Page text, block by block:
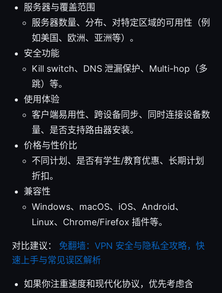
服务器与覆盖范围
服务器数量、分布、对特定区域的可用性（例
如美国、欧洲、亚洲等）。
安全功能
Kill switch、DNS 泄漏保护、Multi-hop（多
跳）等。
使用体验
客户端易用性、跨设备同步、同时连接设备数
量、是否支持路由器安装。
价格与性价比
不同计划、是否有学生/教育优惠、长期计划
折扣。
兼容性
Windows、macOS、iOS、Android、
Linux、Chrome/Firefox 插件等。
对比建议： 免翻墙：VPN 安全与隐私全攻略，快
速上手与常见误区解析
如果你注重速度和现代化协议，优先考虑含